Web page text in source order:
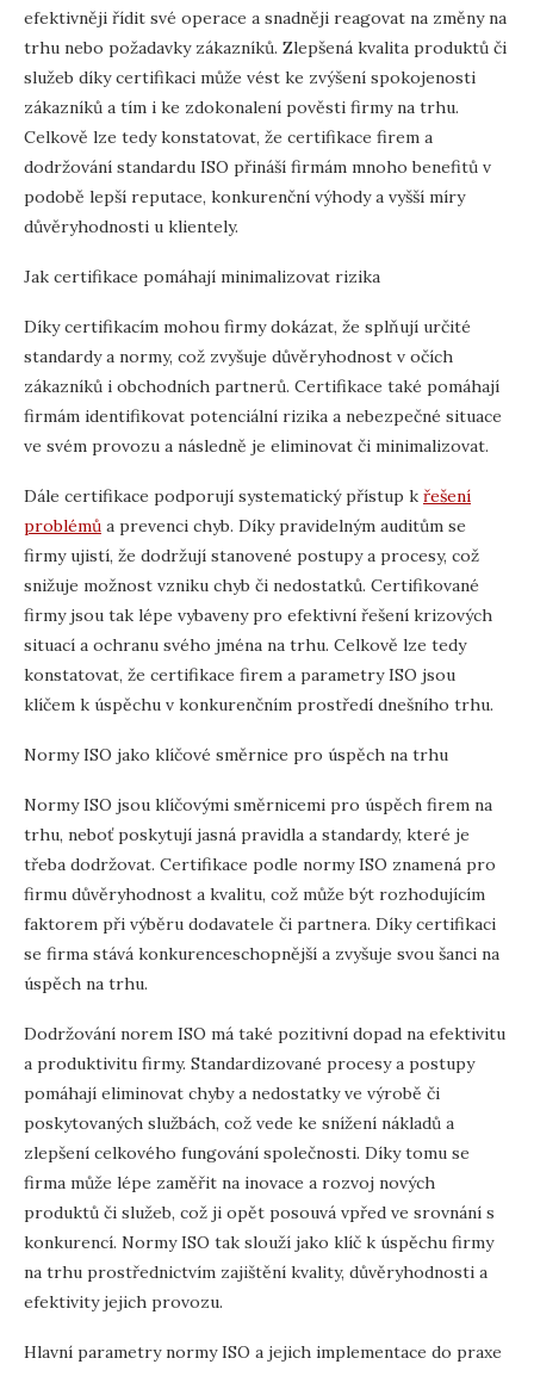
efektivněji řídit své operace a snadněji reagovat na změny na
trhu nebo požadavky zákazníků. Zlepšená kvalita produktů či
služeb díky certifikaci může vést ke zvýšení spokojenosti
zákazníků a tím i ke zdokonalení pověsti firmy na trhu.
Celkově lze tedy konstatovat, že certifikace firem a
dodržování standardu ISO přináší firmám mnoho benefitů v
podobě lepší reputace, konkurenční výhody a vyšší míry
důvěryhodnosti u klientely.
Jak certifikace pomáhají minimalizovat rizika
Díky certifikacím mohou firmy dokázat, že splňují určité
standardy a normy, což zvyšuje důvěryhodnost v očích
zákazníků i obchodních partnerů. Certifikace také pomáhají
firmám identifikovat potenciální rizika a nebezpečné situace
ve svém provozu a následně je eliminovat či minimalizovat.
Dále certifikace podporují systematický přístup k řešení
problémů a prevenci chyb. Díky pravidelným auditům se
firmy ujistí, že dodržují stanovené postupy a procesy, což
snižuje možnost vzniku chyb či nedostatků. Certifikované
firmy jsou tak lépe vybaveny pro efektivní řešení krizových
situací a ochranu svého jména na trhu. Celkově lze tedy
konstatovat, že certifikace firem a parametry ISO jsou
klíčem k úspěchu v konkurenčním prostředí dnešního trhu.
Normy ISO jako klíčové směrnice pro úspěch na trhu
Normy ISO jsou klíčovými směrnicemi pro úspěch firem na
trhu, neboť poskytují jasná pravidla a standardy, které je
třeba dodržovat. Certifikace podle normy ISO znamená pro
firmu důvěryhodnost a kvalitu, což může být rozhodujícím
faktorem při výběru dodavatele či partnera. Díky certifikaci
se firma stává konkurenceschopnější a zvyšuje svou šanci na
úspěch na trhu.
Dodržování norem ISO má také pozitivní dopad na efektivitu
a produktivitu firmy. Standardizované procesy a postupy
pomáhají eliminovat chyby a nedostatky ve výrobě či
poskytovaných službách, což vede ke snížení nákladů a
zlepšení celkového fungování společnosti. Díky tomu se
firma může lépe zaměřit na inovace a rozvoj nových
produktů či služeb, což ji opět posouvá vpřed ve srovnání s
konkurencí. Normy ISO tak slouží jako klíč k úspěchu firmy
na trhu prostřednictvím zajištění kvality, důvěryhodnosti a
efektivity jejich provozu.
Hlavní parametry normy ISO a jejich implementace do praxe